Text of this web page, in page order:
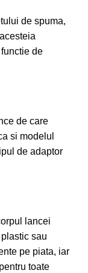
de spuma,
de
de care
si modelul
de adaptor
lancei
sau
pe piata, iar
toate